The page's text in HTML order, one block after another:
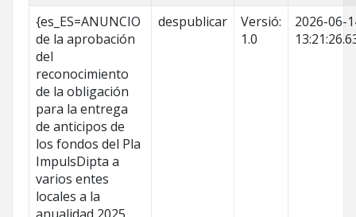
{es_ES=ANUNCIO
de la aprobación
del
reconocimiento
de la obligación
para la entrega
de anticipos de
los fondos del Pla
ImpulsDipta a
varios entes
locales a la
despublicar
Versió:
1.0
2026-06-